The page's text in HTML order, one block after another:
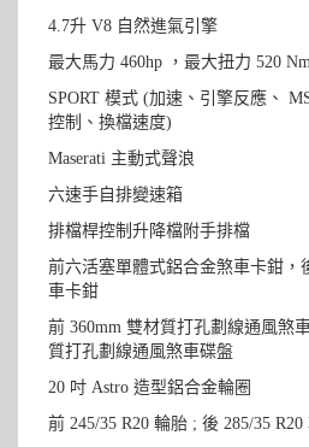
4.7升 V8 自然進氣引擎
最大馬力 460hp ，最大扭力 520 Nm
SPORT 模式 (加速、引擎反應、
控制、換檔速度)
Maserati 主動式聲浪
六速手自排變速箱
排檔桿控制升降檔附手排檔
前六活塞單體式鋁合金煞車卡鉗，
車卡鉗
前 360mm 雙材質打孔劃線通風煞
質打孔劃線通風煞車碟盤
20 吋 Astro 造型鋁合金輪圈
前 245/35 R20 輪胎 ; 後 285/35 R20